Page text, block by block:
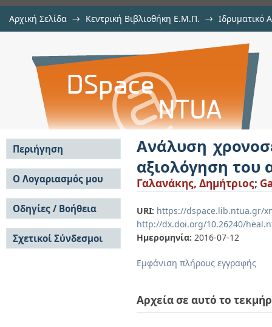
Αρχική Σελίδα → Κεντρική Βιβλιοθήκη Ε.Μ.Π. → Ιδρυματικό
Ανάλυση χρονοσειρών από
αλγορίθμου Fmask
Ανάλυση
αξιολόγηση του
Γαλανάκης, Δημήτριος;
URI: https://dspace.lib.ntua.gr/
http://dx.doi.org/10.26240/
Ημερομηνία: 2016-07-12
Εμφάνιση πλήρους εγγραφής
Αρχεία σε αυτό το
Περιήγηση
Σε όλο το DSpace
Κοινότητες & Συλλογές
Ανά Ημερομηνία
Έκδοσης
Συγγραφείς
Τίτλοι
Θέματα
Ο Λογαριασμός μου
Σύνδεση
Εγγραφή
Οδηγίες / Βοήθεια
Οδηγίες Υποβολής
Οδηγίες Χρήσης ΙΑ
Συχνές Ερωτήσεις
Σχετικοί Σύνδεσμοι